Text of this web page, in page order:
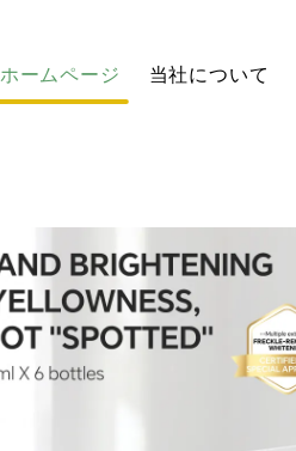
ホームページ 当社について